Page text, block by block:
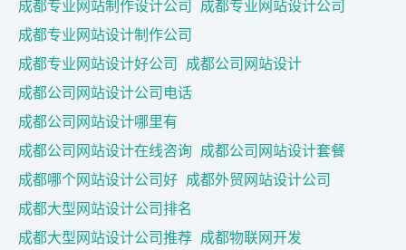
成都专业网站制作设计公司 成都专业网站设计公司
成都专业网站设计制作公司
成都专业网站设计好公司 成都公司网站设计
成都公司网站设计公司电话
成都公司网站设计哪里有
成都公司网站设计在线咨询 成都公司网站设计套餐
成都哪个网站设计公司好 成都外贸网站设计公司
成都大型网站设计公司排名
成都大型网站设计公司推荐 成都物联网开发